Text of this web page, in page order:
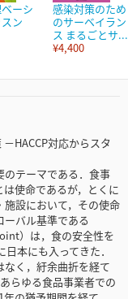
ーシ
ン
感染対策のため
のサーベイラン
ス まるごとサ...
¥4,400
HACCP対応からスタ
テーマである．食事
使命であるが，とくに
設において，その使命
バル基準である
）は，食の安全性を
本にも入ってきた．
なく，紆余曲折を経て
らゆる食品事業者での